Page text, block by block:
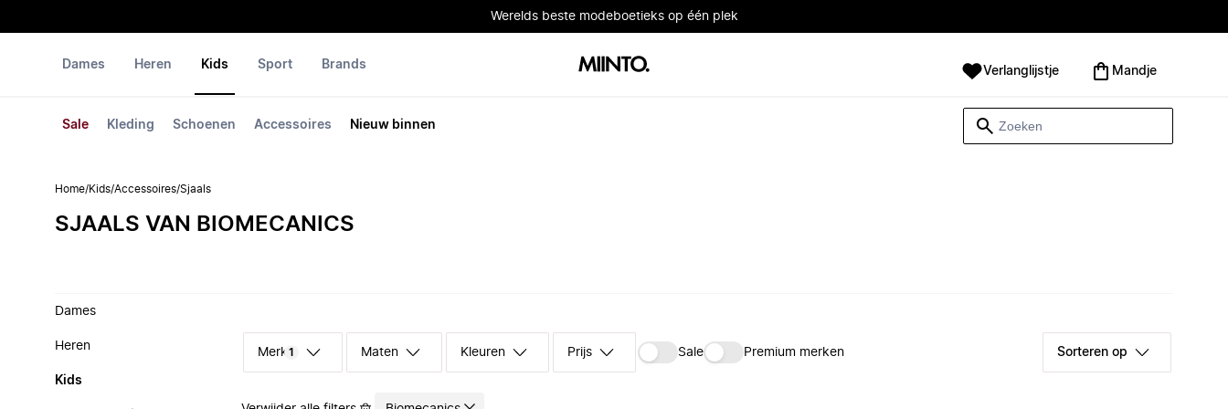
Werelds beste modeboetieks op één plek
Dames Heren Kids
Sale Kleding Schoenen Accessoires Nieuw binnen
Sport Brands Verlanglijstje Mandje
Home/Kids/Accessoires/Sjaals
SJAALS VAN BIOMECANICS
Dames
Heren
Kids
Merk 1 Maten Kleuren Prijs Sale Premium merken Sorteren op